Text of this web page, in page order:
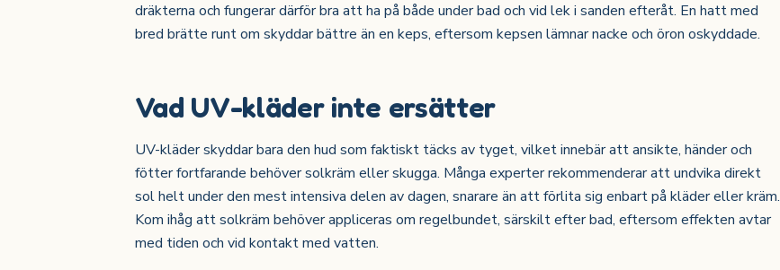
dräkterna och fungerar därför bra att ha på både under bad och vid lek i sanden efteråt. En hatt med
bred brätte runt om skyddar bättre än en keps, eftersom kepsen lämnar nacke och öron oskyddade.
Vad UV-kläder inte ersätter
UV-kläder skyddar bara den hud som faktiskt täcks av tyget, vilket innebär att ansikte, händer och
fötter fortfarande behöver solkräm eller skugga. Många experter rekommenderar att undvika direkt
sol helt under den mest intensiva delen av dagen, snarare än att förlita sig enbart på kläder eller kräm.
Kom ihåg att solkräm behöver appliceras om regelbundet, särskilt efter bad, eftersom effekten avtar
med tiden och vid kontakt med vatten.